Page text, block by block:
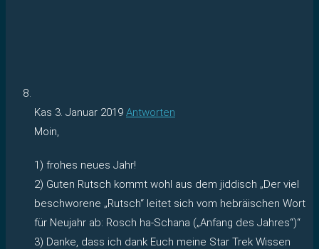
Kas 3. Januar 2019 Antworten
Moin,
1) frohes neues Jahr!
2) Guten Rutsch kommt wohl aus dem jiddisch „Der viel
beschworene „Rutsch“ leitet sich vom hebräischen Wort
für Neujahr ab: Rosch ha-Schana („Anfang des Jahres“)“
3) Danke, dass ich dank Euch meine Star Trek Wissen